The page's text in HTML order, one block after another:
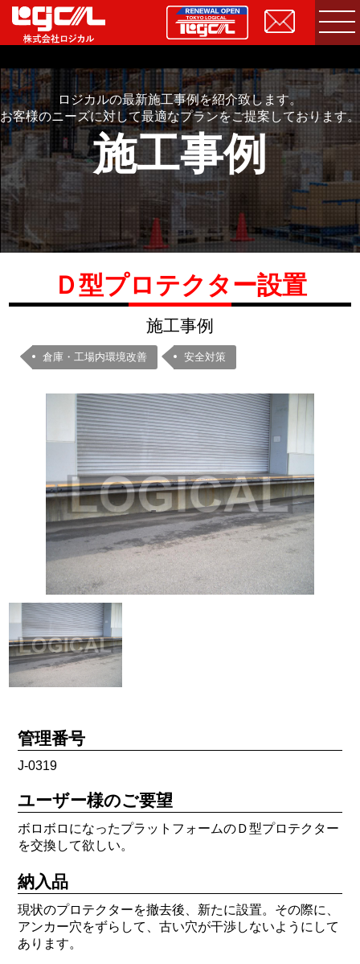
ロジカルの最新施工事例を紹介致します。
お客様のニーズに対して最適なプランをご提案しております。
施工事例
Ｄ型プロテクター設置
施工事例
倉庫・工場内環境改善 安全対策
管理番号
J-0319
ユーザー様のご要望
ボロボロになったプラットフォームのＤ型プロテクター
を交換して欲しい。
納入品
現状のプロテクターを撤去後、新たに設置。その際に、
アンカー穴をずらして、古い穴が干渉しないようにして
あります。